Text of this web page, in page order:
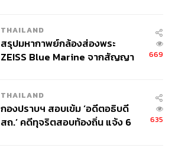
THAILAND
สรุปมหากาพย์กล้องส่องพระ
ZEISS Blue Marine จากสัญญา
จ่ายหนี้-แอบระบุแบรนด์
669
THAILAND
กองปราบฯ สอบเข้ม ‘อดีตอธิบดี
สถ.’ คดีทุจริตสอบท้องถิ่น แจ้ง 6
635